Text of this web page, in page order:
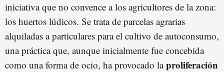
iniciativa que no convence a los agricultores de la zona:
los huertos lúdicos. Se trata de parcelas agrarias
alquiladas a particulares para el cultivo de autoconsumo,
una práctica que, aunque inicialmente fue concebida
como una forma de ocio, ha provocado laproliferación